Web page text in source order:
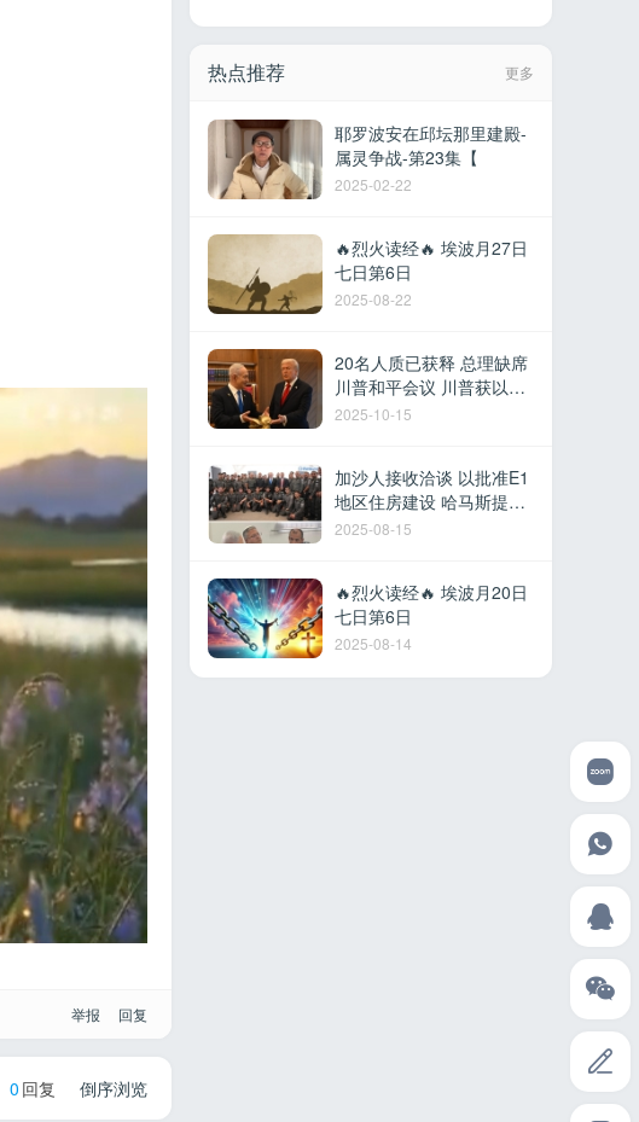
举报 回复
倒序浏览
0 回复
热点推荐 更多
耶罗波安在邱坛那里建殿-
属灵争战-第23集【
2025-02-22
🔥烈火读经🔥 埃波月27日
七日第6日
2025-08-22
20名人质已获释 总理缺席
川普和平会议 川普获以色
列最高荣誉 多国参加沙姆
2025-10-15
加沙人接收洽谈 以批准E1
地区住房建设 哈马斯提议
撤军换取停火 以军在黎建
2025-08-15
🔥烈火读经🔥 埃波月20日
七日第6日
2025-08-14